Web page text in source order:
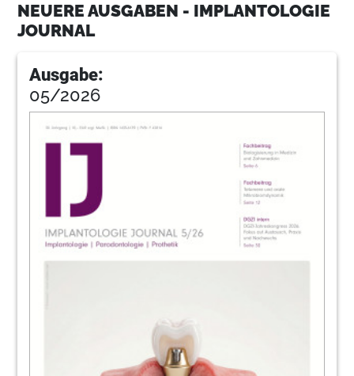
28Bollack
36Arnold
Strietzel
50Tiolox
NEUERE AUSGABEN - IMPLANTOLOGIE
JOURNAL
Ausgabe:
05/2026